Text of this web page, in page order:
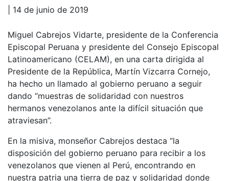
| 14 de junio de 2019
Miguel Cabrejos Vidarte, presidente de la Conferencia
Episcopal Peruana y presidente del Consejo Episcopal
Latinoamericano (CELAM), en una carta dirigida al
Presidente de la República, Martín Vizcarra Cornejo,
ha hecho un llamado al gobierno peruano a seguir
dando “muestras de solidaridad con nuestros
hermanos venezolanos ante la difícil situación que
atraviesan”.
En la misiva, monseñor Cabrejos destaca “la
disposición del gobierno peruano para recibir a los
venezolanos que vienen al Perú, encontrando en
nuestra patria una tierra de paz y solidaridad donde